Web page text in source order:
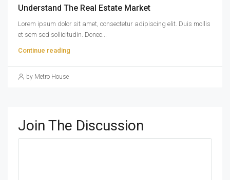
Understand The Real Estate Market
Lorem ipsum dolor sit amet, consectetur adipiscing elit. Duis mollis
et sem sed sollicitudin. Donec...
Continue reading
by Metro House
Join The Discussion